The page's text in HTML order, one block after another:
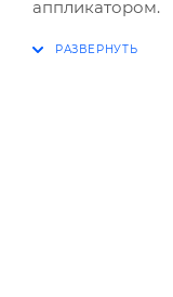
аппликатором.